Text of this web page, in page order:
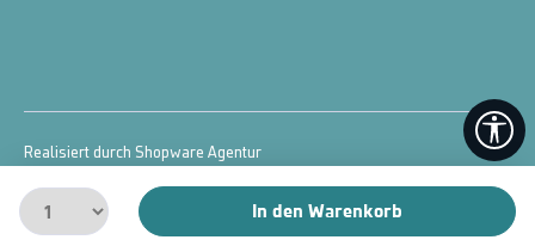
© 2026 powered by
Realisiert durch Shopware Agentur
In den Warenkorb